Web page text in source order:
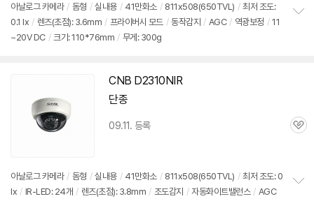
아날로그 카메라 / 돔형 / 실내용 / 41만화소 / 811x508(650TVL) / 최저 조도:
0.1 lx / 렌즈(초점): 3.6mm / 프라이버시 모드 / 동작감지 / AGC / 역광보정 / 11
~20V DC / 크기: 110*76mm / 무게: 300g
CNB D2310NIR
단종
09.11. 등록
관
아날로그 카메라 / 돔형 / 실내용 / 41만화소 / 811x508(650TVL) / 최저 조도: 0
lx / IR-LED: 24개 / 렌즈(초점): 3.8mm / 조도감지 / 자동화이트밸런스 / AGC